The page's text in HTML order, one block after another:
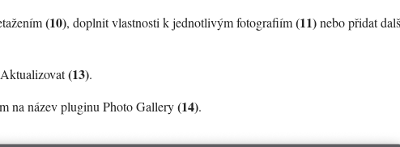
(10), doplnit vlastnosti k jednotlivým fotografiím(11)nebo přidat
(13).
na název pluginu Photo Gallery(14).